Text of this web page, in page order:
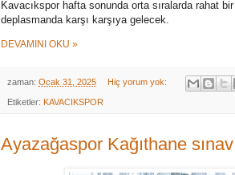
Kavacıkspor hafta sonunda orta sıralarda rahat
deplasmanda karşı karşıya gelecek.
DEVAMINI OKU »
zaman: Ocak 31, 2025 Hiç yorum yok:
Etiketler: KAVACIKSPOR
Ayazağaspor Kağıthane